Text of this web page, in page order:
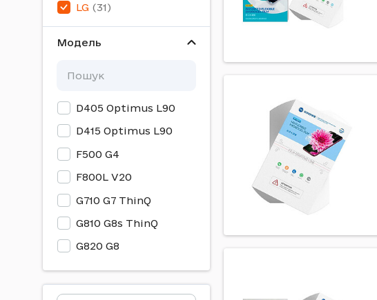
LG
Модель
D405 Optimus L90
D415 Optimus L90
F500 G4
F800L V20
G710 G7 ThinQ
G810 G8s ThinQ
G820 G8
G850 ThinQ G8x
H540 Stylus G4